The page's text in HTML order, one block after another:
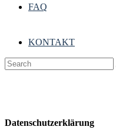
FAQ
KONTAKT
Datenschutzerklärung